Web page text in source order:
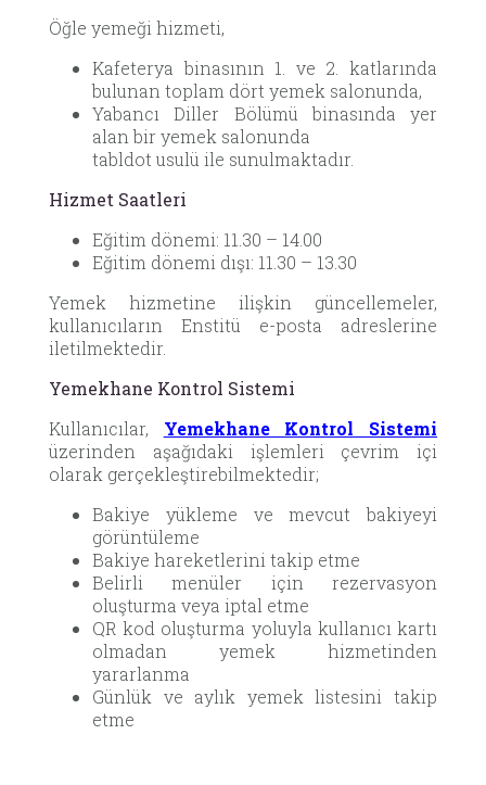
Öğle yemeği hizmeti,
Kafeterya binasının 1. ve 2. katlarında
bulunan toplam dört yemek salonunda,
Yabancı Diller Bölümü binasında yer
alan bir yemek salonunda
tabldot usulü ile sunulmaktadır.
Hizmet Saatleri
Eğitim dönemi: 11.30 – 14.00
Eğitim dönemi dışı: 11.30 – 13.30
Yemek hizmetine ilişkin güncellemeler,
kullanıcıların Enstitü e-posta adreslerine
iletilmektedir.
Yemekhane Kontrol Sistemi
Kullanıcılar, Yemekhane Kontrol Sistemi
üzerinden aşağıdaki işlemleri çevrim içi
olarak gerçekleştirebilmektedir;
Bakiye yükleme ve mevcut bakiyeyi
görüntüleme
Bakiye hareketlerini takip etme
Belirli menüler için rezervasyon
oluşturma veya iptal etme
QR kod oluşturma yoluyla kullanıcı kartı
olmadan yemek hizmetinden
yararlanma
Günlük ve aylık yemek listesini takip
etme